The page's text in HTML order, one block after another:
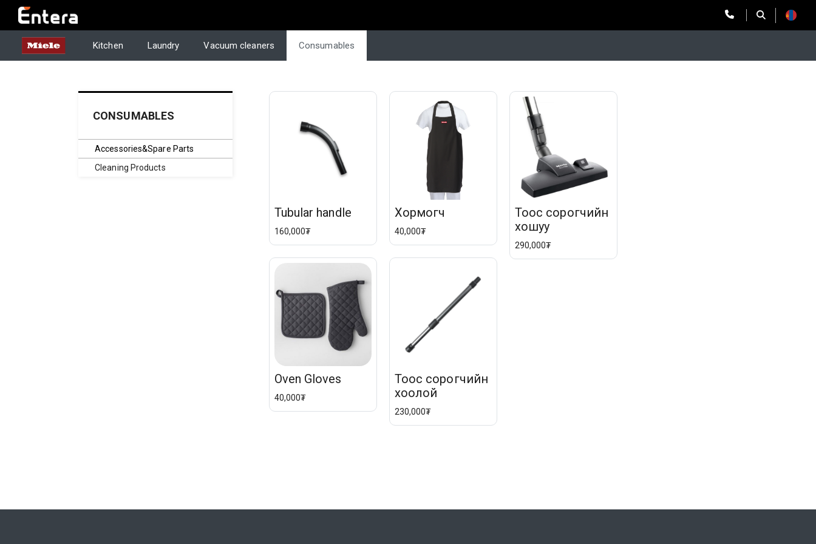
Kitchen Laundry Vacuum cleaners Consumables
CONSUMABLES
Accessories&Spare Parts
Cleaning Products
Tubular handle
160,000₮
Oven Gloves
40,000₮
Хормогч
40,000₮
Тоос сорогчийн
хоолой
230,000₮
Тоос сорогчийн
хошуу
290,000₮